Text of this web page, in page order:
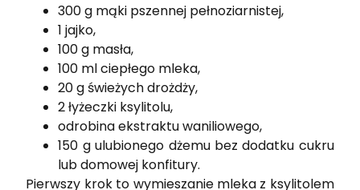
300 g mąki pszennej pełnoziarnistej,
1 jajko,
100 g masła,
100 ml ciepłego mleka,
20 g świeżych drożdży,
2 łyżeczki ksylitolu,
odrobina ekstraktu waniliowego,
150 g ulubionego dżemu bez dodatku cukru
lub domowej konfitury.
Pierwszy krok to wymieszanie mleka z ksylitolem